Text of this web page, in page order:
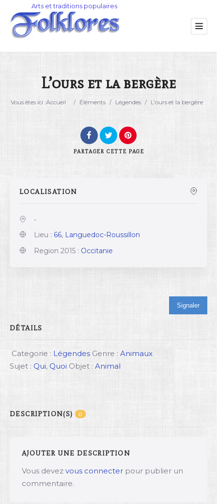
Catégorie
L’ours et la bergère
Vous êtes ici :Accueil / Éléments / Légendes / L’ours et la bergère
PARTAGER CETTE PAGE
LOCALISATION
-
Lieu : 66, Languedoc-Roussillon
Region 2015 : Occitanie
Signaler
DÉTAILS
Categorie : Légendes Genre : Animaux
Sujet : Qui, Quoi Objet : Animal
DESCRIPTION(S) 0
AJOUTER UNE DESCRIPTION
Vous devez vous connecter pour publier un
commentaire.